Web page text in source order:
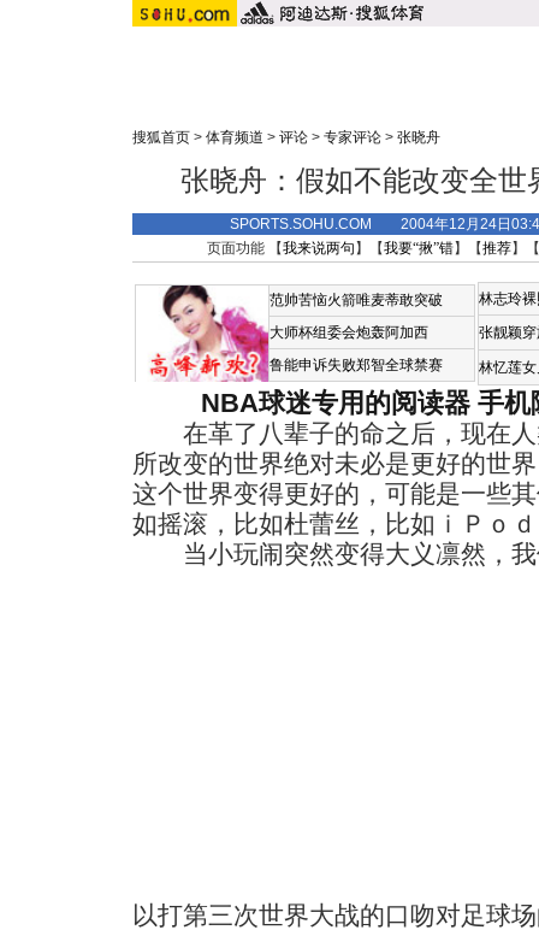
搜狐首页 > 体育频道 > 评论 > 专家评论 > 张晓舟
张晓舟：假如不能改变全世
SPORTS.SOHU.COM 2004年12月24日
页面功能 【我来说两句 】【我要“揪”错】【推荐】
范帅苦恼火箭唯麦蒂敢突破
大师杯组委会炮轰阿加西
鲁能申诉失败郑智全球禁赛
林志玲
张靓颖
林忆莲
NBA球迷专用的阅读器 手机
在革了八辈子的命之后，现在人
所改变的世界绝对未必是更好的世
这个世界变得更好的，可能是一些
如摇滚，比如杜蕾丝，比如ｉＰｏ
当小玩闹突然变得大义凛然，我
以打第三次世界大战的口吻对足球